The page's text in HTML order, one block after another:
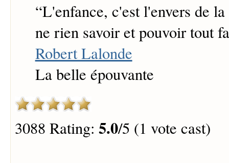
“L'enfance, c'est l'envers de
ne rien savoir et pouvoir tout
Robert Lalonde
La belle épouvante
3088 Rating: 5.0/5 (1 vote cast)